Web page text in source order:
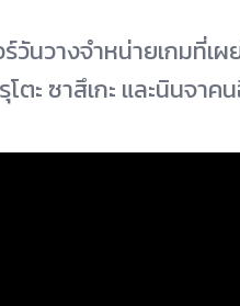
วันวางจำหน่ายเกมที่เ
ตะ ซาสึเกะ และนินจาค